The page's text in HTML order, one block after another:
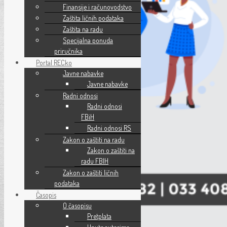
Finansije i računovodstvo
Zaštita ličnih podataka
Zaštita na radu
Specijalna ponuda
priručnika
Portal RECko
Javne nabavke
Javne nabavke
Radni odnosi
Radni odnosi
FBiH
Radni odnosi RS
Zakon o zaštiti na radu
Zakon o zaštiti na
radu FBIH
Zakon o zaštiti ličnih
podataka
Časopis
O časopisu
Pretplata